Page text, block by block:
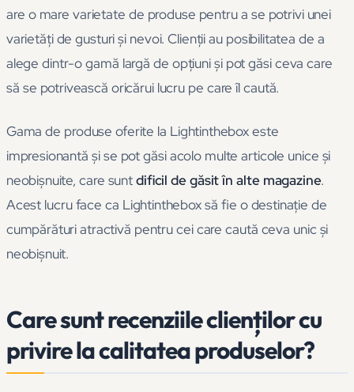
are o mare varietate de produse pentru a se potrivi unei
varietăți de gusturi și nevoi. Clienții au posibilitatea de a
alege dintr-o gamă largă de opțiuni și pot găsi ceva care
să se potrivească oricărui lucru pe care îl caută.
Gama de produse oferite la Lightinthebox este
impresionantă și se pot găsi acolo multe articole unice și
neobișnuite, care suntdificil de găsit în alte magazine.
Acest lucru face ca Lightinthebox să fie o destinație de
cumpărături atractivă pentru cei care caută ceva unic și
neobișnuit.
Care sunt recenziile clienților cu
privire la calitatea produselor?